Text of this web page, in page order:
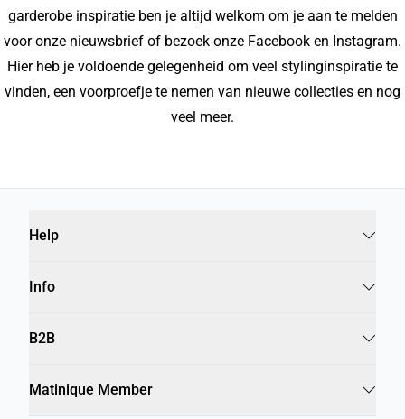
garderobe inspiratie ben je altijd welkom om je aan te melden
voor onze nieuwsbrief of bezoek onze Facebook en Instagram.
Hier heb je voldoende gelegenheid om veel stylinginspiratie te
vinden, een voorproefje te nemen van nieuwe collecties en nog
veel meer.
Help
Info
B2B
Matinique Member